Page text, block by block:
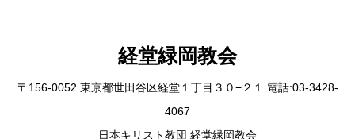
経堂緑岡教会
〒156-0052 東京都世田谷区経堂１丁目３０−２１ 電話:03-3428-
4067
日本キリスト教団 経堂緑岡教会